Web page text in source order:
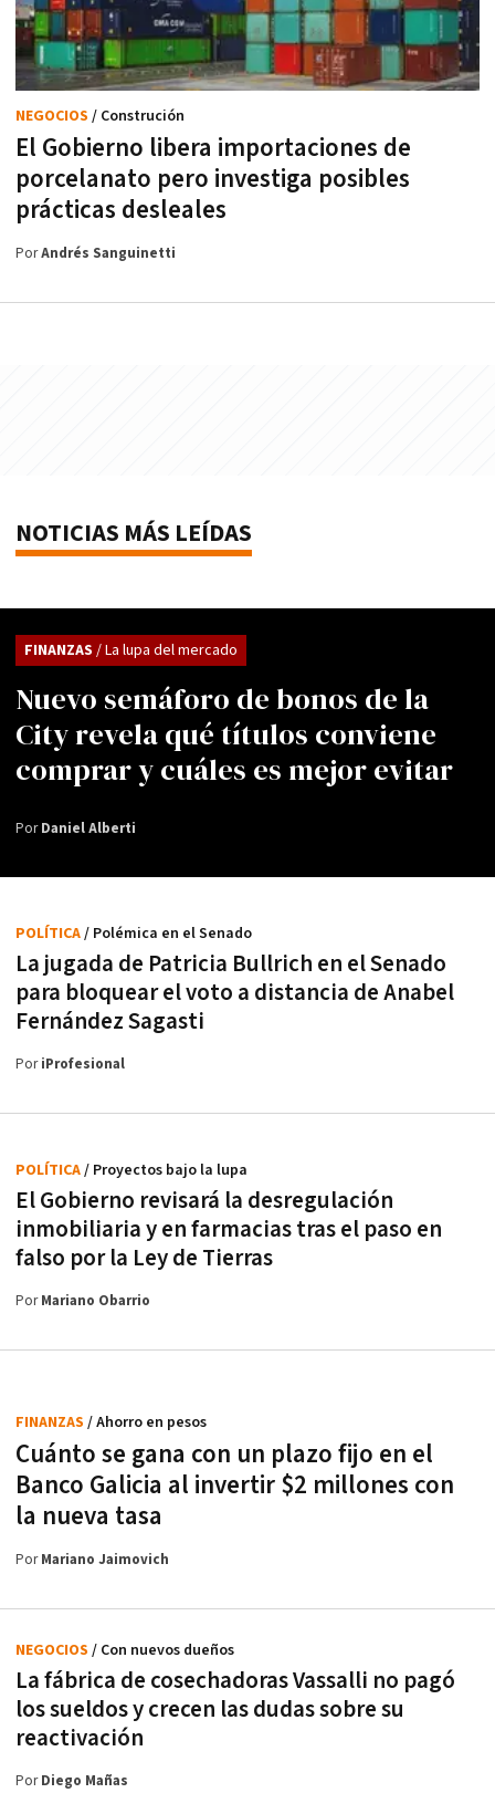
El Gobierno libera importaciones de
porcelanato pero investiga posibles
prácticas desleales
NEGOCIOS / Construción
PorAndrés Sanguinetti
NOTICIAS MÁS LEÍDAS
Nuevo semáforo de bonos de la
City revela qué títulos conviene
comprar y cuáles es mejor evitar
FINANZAS / La lupa del mercado
PorDaniel Alberti
La jugada de Patricia Bullrich en el Senado
para bloquear el voto a distancia de Anabel
Fernández Sagasti
POLÍTICA/ Polémica en el Senado
PoriProfesional
El Gobierno revisará la desregulación
inmobiliaria y en farmacias tras el paso en
falso por la Ley de Tierras
POLÍTICA/ Proyectos bajo la lupa
PorMariano Obarrio
Cuánto se gana con un plazo fijo en el
Banco Galicia al invertir $2 millones con
la nueva tasa
FINANZAS / Ahorro en pesos
PorMariano Jaimovich
La fábrica de cosechadoras Vassalli no pagó
los sueldos y crecen las dudas sobre su
reactivación
NEGOCIOS / Con nuevos dueños
PorDiego Mañas